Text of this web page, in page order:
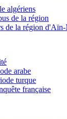
algériens
de la région
de la région
arabe
turque
française